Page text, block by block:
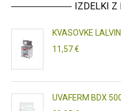
IZDELKI Z
KVASOVKE
11,57 €
UVAFERM BDX